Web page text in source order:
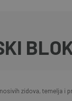
nosivih zidova,